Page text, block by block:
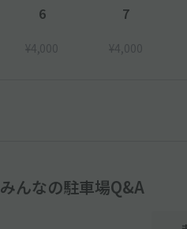
6
¥4,000
7
¥4,000
みんなの駐車場Q&A